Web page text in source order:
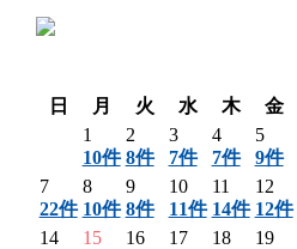
日
月 火 水 木 金
1
10件
2
8件
3
7件
4
7件
5
9件
7
22件
8
10件
9
8件
10
11件
11
14件
12
12件
14
15 16 17 18 19